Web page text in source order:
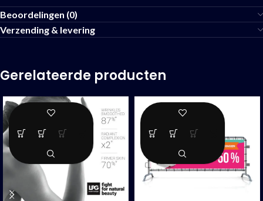
Beoordelingen (0)
Verzending & levering
Gerelateerde producten